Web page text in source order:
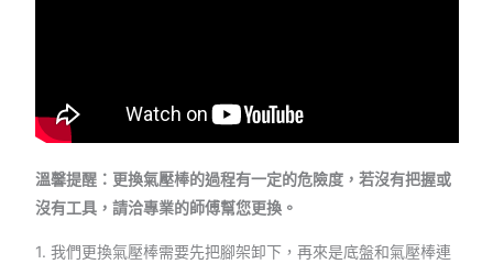
溫馨提醒：更換氣壓棒的過程有一定的危險度，若沒有把握或
沒有工具，請洽專業的師傅幫您更換。
1. 我們更換氣壓棒需要先把腳架卸下，再來是底盤和氣壓棒連